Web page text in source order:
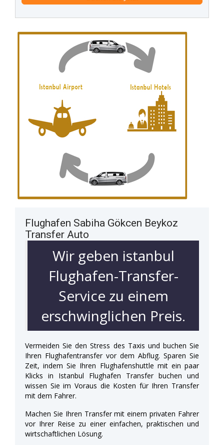
Flughafen Sabiha Gökcen Beykoz
Transfer Auto
Wir geben istanbul
Flughafen-Transfer-
Service zu einem
erschwinglichen Preis.
Vermeiden Sie den Stress des Taxis und buchen Sie
Ihren Flughafentransfer vor dem Abflug. Sparen Sie
Zeit, indem Sie Ihren Flughafenshuttle mit ein paar
Klicks in Istanbul Flughafen Transfer buchen und
wissen Sie im Voraus die Kosten für Ihren Transfer
mit dem Fahrer.
Machen Sie Ihren Transfer mit einem privaten Fahrer
vor Ihrer Reise zu einer einfachen, praktischen und
wirtschaftlichen Lösung.